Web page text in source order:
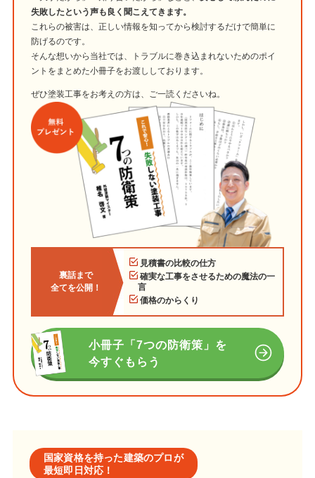
失敗したという声も良く聞こえてきます。
これらの被害は、正しい情報を知ってから検討するだけで簡単に
防げるのです。
そんな想いから当社では、トラブルに巻き込まれないためのポイ
ントをまとめた小冊子をお渡ししております。
ぜひ塗装工事をお考えの方は、ご一読くださいね。
裏話まで
全てを公開！
見積書の比較の仕方
確実な工事をさせるための魔法の一
言
価格のからくり
小冊子「7つの防衛策」を
今すぐもらう
国家資格を持った建築のプロが
最短即日対応！